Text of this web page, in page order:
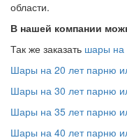
области.
В нашей компании
Так же заказать шары на
Шары на 20 лет парню
Шары на 30 лет парню
Шары на 35 лет парню
Шары на 40 лет парню